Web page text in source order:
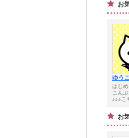
お
ゆう
はじ
こん
♪♪♪こ
お